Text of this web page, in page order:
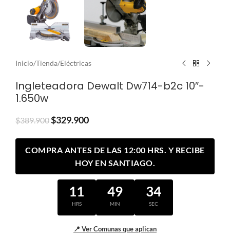
Inicio/Tienda/Eléctricas
Ingleteadora Dewalt Dw714-b2c 10″-
1.650w
$389.900$329.900
COMPRA ANTES DE LAS 12:00 HRS. Y RECIBE
HOY EN SANTIAGO.
11
HRS
49
MIN
34
SEC
📍 Ver Comunas que aplican